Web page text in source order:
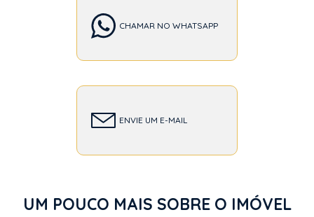
CHAMAR NO WHATSAPP
ENVIE UM E-MAIL
UM POUCO MAIS SOBRE O IMÓVEL